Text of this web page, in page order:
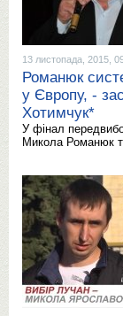
13 листопада, 2015,
Романюк
у Європу, -
Хотимчук*
У фінал
Микола Романюк